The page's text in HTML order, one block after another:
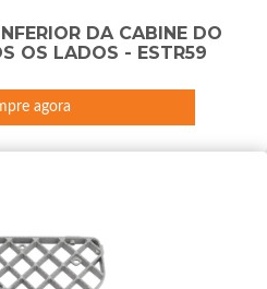
DA CABINE DO
OS LADOS - ESTR59
agora